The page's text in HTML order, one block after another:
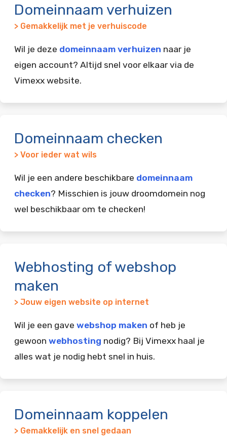
Domeinnaam verhuizen
> Gemakkelijk met je verhuiscode
Wil je deze domeinnaam verhuizen naar je
eigen account? Altijd snel voor elkaar via de
Vimexx website.
Domeinnaam checken
> Voor ieder wat wils
Wil je een andere beschikbare domeinnaam
checken? Misschien is jouw droomdomein nog
wel beschikbaar om te checken!
Webhosting of webshop
maken
> Jouw eigen website op internet
Wil je een gave webshop maken of heb je
gewoon webhosting nodig? Bij Vimexx haal je
alles wat je nodig hebt snel in huis.
Domeinnaam koppelen
> Gemakkelijk en snel gedaan